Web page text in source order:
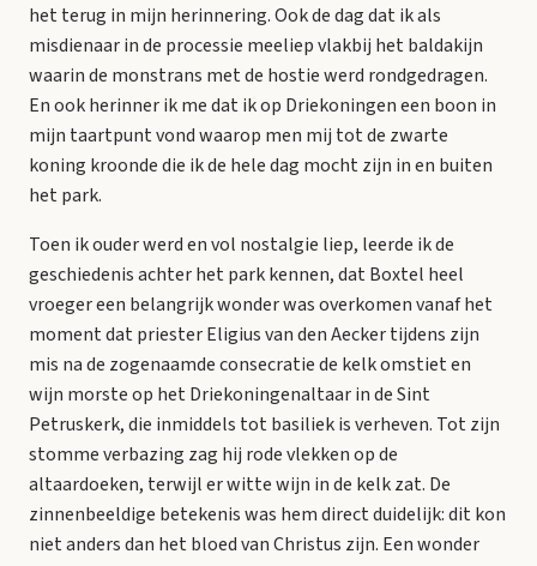
het terug in mijn herinnering. Ook de dag dat ik als
misdienaar in de processie meeliep vlakbij het baldakijn
waarin de monstrans met de hostie werd rondgedragen.
En ook herinner ik me dat ik op Driekoningen een boon in
mijn taartpunt vond waarop men mij tot de zwarte
koning kroonde die ik de hele dag mocht zijn in en buiten
het park.
Toen ik ouder werd en vol nostalgie liep, leerde ik de
geschiedenis achter het park kennen, dat Boxtel heel
vroeger een belangrijk wonder was overkomen vanaf het
moment dat priester Eligius van den Aecker tijdens zijn
mis na de zogenaamde consecratie de kelk omstiet en
wijn morste op het Driekoningenaltaar in de Sint
Petruskerk, die inmiddels tot basiliek is verheven. Tot zijn
stomme verbazing zag hij rode vlekken op de
altaardoeken, terwijl er witte wijn in de kelk zat. De
zinnenbeeldige betekenis was hem direct duidelijk: dit kon
niet anders dan het bloed van Christus zijn. Een wonder